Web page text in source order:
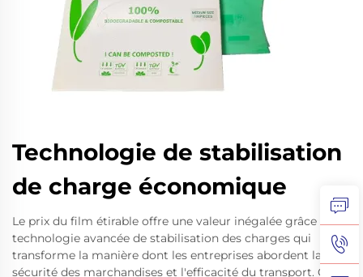
Technologie de stabilisation
de charge économique
Le prix du film étirable offre une valeur inégalée grâce à une
technologie avancée de stabilisation des charges qui
transforme la manière dont les entreprises abordent la
sécurité des marchandises et l'efficacité du transport. Cette